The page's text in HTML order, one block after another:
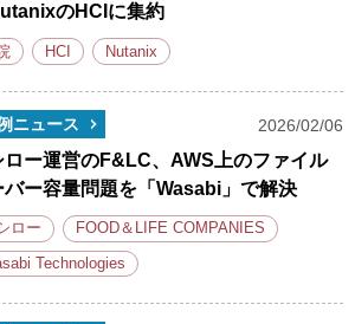
のHCIに集約
HCI Nutanix
ニュース 2026/02/06
ロー運営のF&LC、AWS上のファイル
バー容量問題を「Wasabi」で解決
ロー FOOD＆LIFE COMPANIES
Technologies